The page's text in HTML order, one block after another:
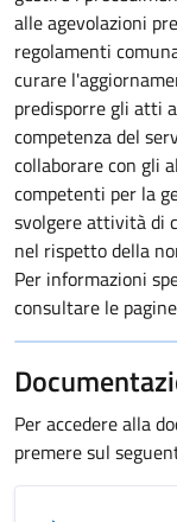
alle agevolazioni
regolamenti
curare
predisporre gli atti
competenza del
collaborare con gli
competenti per la
svolgere attività di
nel rispetto della
Per informazioni
consultare le
Per accedere alla
premere sul